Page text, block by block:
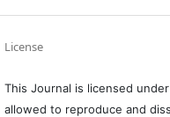
License
This Journal is licensed
allowed to reproduce and